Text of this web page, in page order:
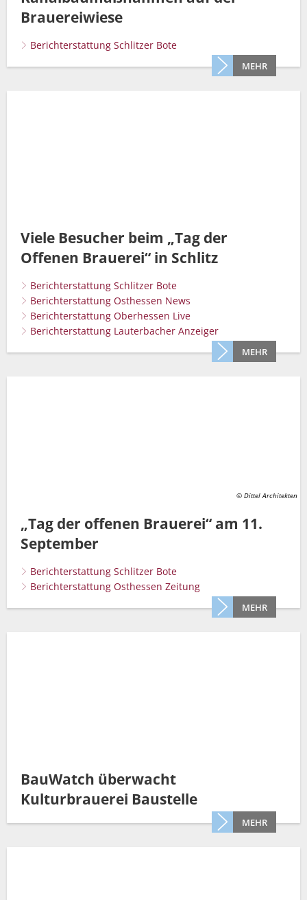
Brauereiwiese
Berichterstattung Schlitzer Bote
MEHR
Viele Besucher beim „Tag der
Offenen Brauerei“ in Schlitz
Berichterstattung Schlitzer Bote
Berichterstattung Osthessen News
Berichterstattung Oberhessen Live
Berichterstattung Lauterbacher Anzeiger
MEHR
© Dittel Architekten
„Tag der offenen Brauerei“ am 11.
September
Berichterstattung Schlitzer Bote
Berichterstattung Osthessen Zeitung
MEHR
BauWatch überwacht
Kulturbrauerei Baustelle
MEHR